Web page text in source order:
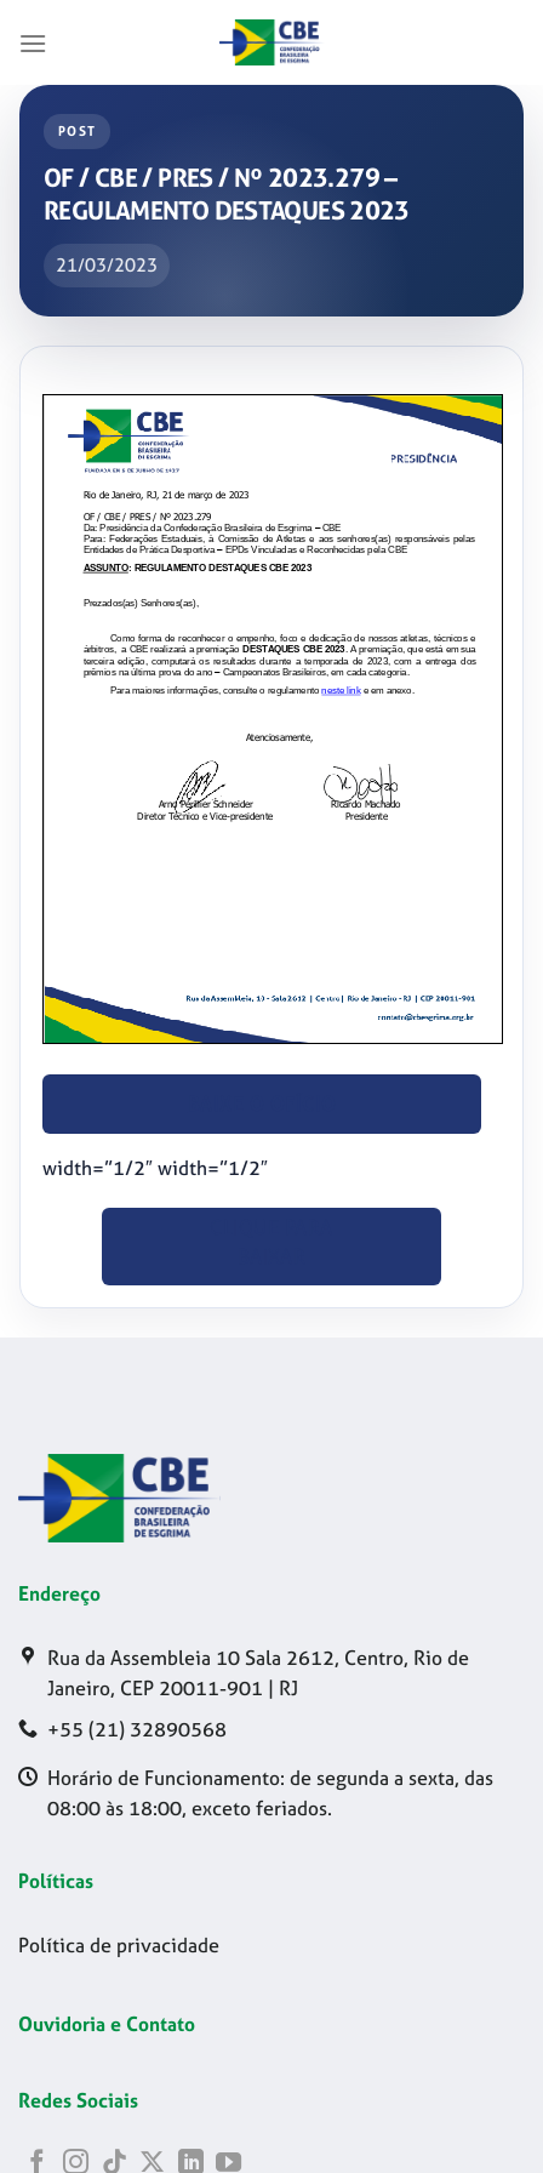
POST
OF / CBE / PRES / Nº 2023.279 –
REGULAMENTO DESTAQUES 2023
21/03/2023
width=”1/2″ width=”1/2″
Endereço
Rua da Assembleia 10 Sala 2612, Centro, Rio de
Janeiro, CEP 20011-901 | RJ
+55 (21) 32890568
Horário de Funcionamento: de segunda a sexta, das
08:00 às 18:00, exceto feriados.
Políticas
Política de privacidade
Ouvidoria e Contato
Redes Sociais